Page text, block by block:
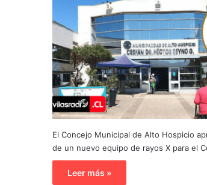
El Concejo Municipal de Alto Hospicio
de un nuevo equipo de rayos X para el
Leer más »